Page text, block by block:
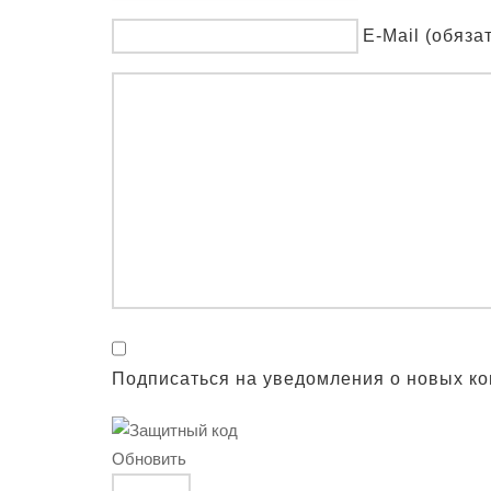
E-Mail
Подписаться на уведомления о новых
Обновить